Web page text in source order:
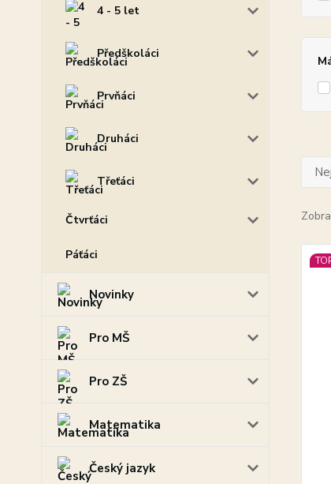
4 - 5 let
Předškoláci
Prvňáci
Druháci
Třeťáci
Čtvrťáci
Páťáci
Novinky
Pro MŠ
Pro ZŠ
Matematika
Český jazyk